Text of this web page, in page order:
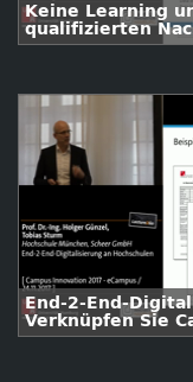
Keine Learning
qualifizierten
End-2-End-
Verknüpfen Sie
der agilen iBPM-